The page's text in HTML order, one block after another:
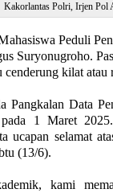
Kakorlantas Polri, Irjen Pol
Peduli
Suryonugroho.
cenderung kilat atau
Pangkalan Data
1 Maret
ucapan selamat
(13/6).
kami